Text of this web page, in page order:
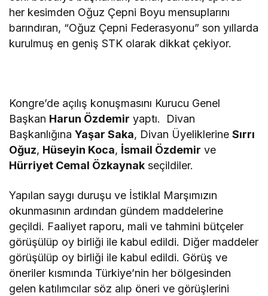
her kesimden Oğuz Çepni Boyu mensuplarını
barındıran, “Oğuz Çepni Federasyonu” son yıllarda
kurulmuş en geniş STK olarak dikkat çekiyor.
Kongre’de açılış konuşmasını Kurucu Genel
Başkan Harun Özdemir yaptı. Divan
BaşkanlığınaYaşar Saka, Divan ÜyeliklerineSırrı
Oğuz, Hüseyin Koca, İsmail Özdemir ve
Hürriyet Cemal Özkaynak seçildiler.
Yapılan saygı duruşu ve İstiklal Marşımızın
okunmasının ardından gündem maddelerine
geçildi. Faaliyet raporu, mali ve tahmini bütçeler
görüşülüp oy birliği ile kabul edildi. Diğer maddeler
görüşülüp oy birliği ile kabul edildi. Görüş ve
öneriler kısmında Türkiye’nin her bölgesinden
gelen katılımcılar söz alıp öneri ve görüşlerini